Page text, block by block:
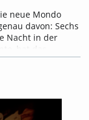
neue Mondo
davon: Sechs
Nacht in der
hat das
Musical in